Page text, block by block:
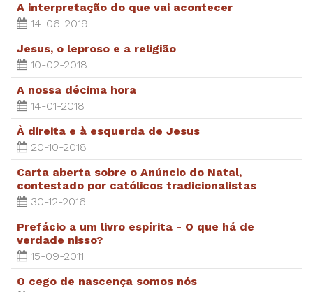
A interpretação do que vai acontecer
14-06-2019
Jesus, o leproso e a religião
10-02-2018
A nossa décima hora
14-01-2018
À direita e à esquerda de Jesus
20-10-2018
Carta aberta sobre o Anúncio do Natal,
contestado por católicos tradicionalistas
30-12-2016
Prefácio a um livro espírita - O que há de
verdade nisso?
15-09-2011
O cego de nascença somos nós